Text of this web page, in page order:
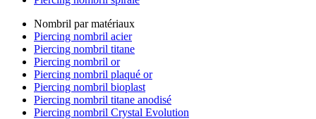
Nombril par matériaux
Piercing nombril acier
Piercing nombril titane
Piercing nombril or
Piercing nombril plaqué or
Piercing nombril bioplast
Piercing nombril titane anodisé
Piercing nombril Crystal Evolution